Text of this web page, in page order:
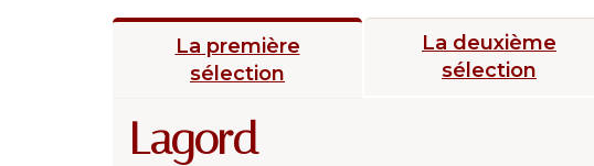
La première
sélection
La deuxième
sélection
Lagord